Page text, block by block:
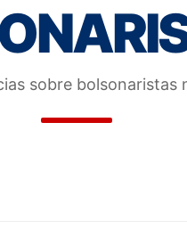
sobre bolsonaristas